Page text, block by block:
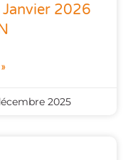
2026
2025